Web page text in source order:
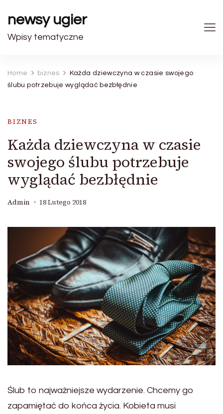
newsy ugier
Wpisy tematyczne
Home biznes
Każda dziewczyna w czasie swojego
ślubu potrzebuje wyglądać bezbłędnie
BIZNES
Każda dziewczyna w czasie
swojego ślubu potrzebuje
wyglądać bezbłędnie
Admin 18 Lutego 2018
Ślub to najważniejsze wydarzenie. Chcemy go
zapamiętać do końca życia. Kobieta musi